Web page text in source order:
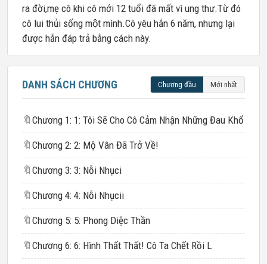
ra đời,mẹ cô khi cô mới 12 tuổi đã mất vì ung thư.Từ đó
cô lui thủi sống một mình.Cô yêu hắn 6 năm, nhưng lại
được hắn đáp trả bằng cách này.
DANH SÁCH CHƯƠNG Chương đầu Mới nhất
🔖 Chương 1: 1: Tôi Sẽ Cho Cô Cảm Nhận Những Đau Khổ
🔖 Chương 2: 2: Mộ Vân Đã Trở Về!
🔖 Chương 3: 3: Nỗi Nhụci
🔖 Chương 4: 4: Nỗi Nhụcii
🔖 Chương 5: 5: Phong Diệc Thần
🔖 Chương 6: 6: Hình Thất Thất! Cô Ta Chết Rồi L